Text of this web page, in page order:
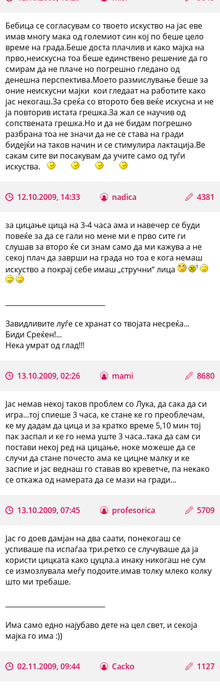
Бебица се согласувам со твоето искуство на јас еве
имав многу мака од големиот син кој по беше цело
време на града.Беше доста плачлив и како мајка на
прво,неискусна тоа беше единствено решение да го
смирам да не плаче но погрешно гледано од
денешна перспектива.Моето размислување беше за
оние неискусни мајки кои гледаат на работите како
јас некогаш.За среќа со второто бев веќе искусна и не
ја повторив истата грешка.За жал се научив од
сопствената грешка.Но и да не бидам погрешно
разбрана тоа не значи да не се става на гради
бидејќи на таков начин и се стимулира лактација.Ве
сакам сите ви посакувам да учите само од туѓи
искуства.
12.10.2009, 14:33 nadica 4381
за цицање цица на 3-4 часа ама и навечер се буди
повеќе за да се гали но мене ми е прво сите ги
слушав за второ ќе си знам само да ми кажува а не
секој плач да заврши на града но тоа е кога немаш
искуство а покрај себе имаш „стручни“ лица
Завидливите луѓе се хранат со твојата несреќа...
Биди Среќен!...
Нека умрат од глад!!!
13.10.2009, 02:26 mami 8680
Јас немав некој таков проблем со Лука, да сака да си
игра...тој спиеше 3 часа, ке стане ке го преоблечам,
ке му дадам да цица и за кратко време 5,10 мин тој
пак заспал и ке го нема уште 3 часа..така да сам си
постави некој ред на цицање, ноке можеше да се
случи да стане почесто ама ке цицне малку и ке
заспие и јас веднаш го ставав во креветче, па некако
се откажа од намерата да се мази на гради...
13.10.2009, 07:45 profesorica 5709
Јас го доев дамјан на два саати, понекогаш се
успиваше па испаѓаа три.ретко се случуваше да ја
користи цицката како цуцла.а инаку никогаш не сум
се измозлувала меѓу подоите.имав толку млеко колку
што ми требаше.
Има само едно најубаво дете на цел свет, и секоја
мајка го има :))
02.11.2009, 09:44 Cacko 1127